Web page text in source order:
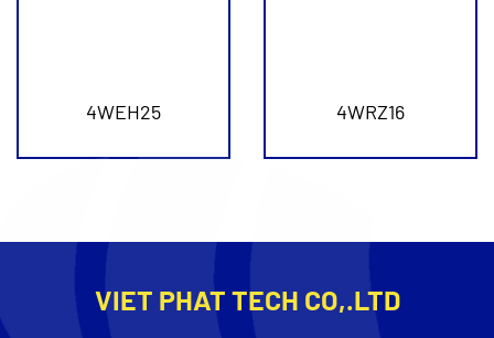
4WEH25 4WRZ16
VIET PHAT TECH CO,.LTD